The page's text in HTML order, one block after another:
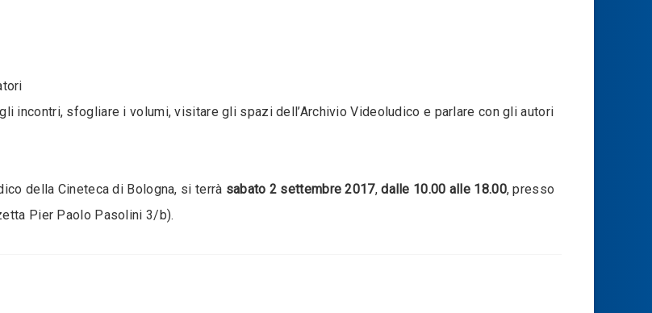
incontri, sfogliare i volumi, visitare gli spazi dell’Archivio Videoludico e parlare con gli autori
della Cineteca di Bologna, si terrà sabato 2 settembre 2017,dalle 10.00 alle 18.00, presso
Pier Paolo Pasolini 3/b).